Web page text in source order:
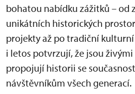
bohatou nabídku zážitků – od
unikátních historických
projekty až po tradiční kulturní
i letos potvrzují, že jsou
propojují historii se
návštěvníkům všech generací.